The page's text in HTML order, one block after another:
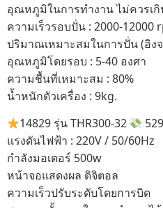
อุณหภูมิในการทำงาน ไม่ควรเกิ
ความเร็วรอบปั่น : 2000-12000
ปริมาณเหมาะสมในการปั่น (อิง
อุณหภูมิโดยรอบ : 5-40 องศา
ความชื้นที่เหมาะสม : 80%
น้ำหนักตัวเครื่อง : 9kg.
14829 รุ่น THR300-32
แรงดันไฟฟ้า : 220V / 50/60Hz
กำลังมอเตอร์ 500w
หน้าจอแสดงผล ดิจิตอล
ความเร็วปรับระดับโดยการบิด